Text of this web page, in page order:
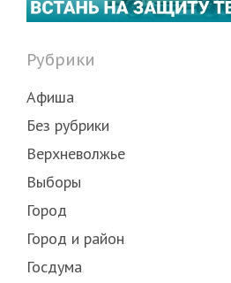
Рубрики
Афиша
Без рубрики
Верхневолжье
Выборы
Город
Город и район
Госдума